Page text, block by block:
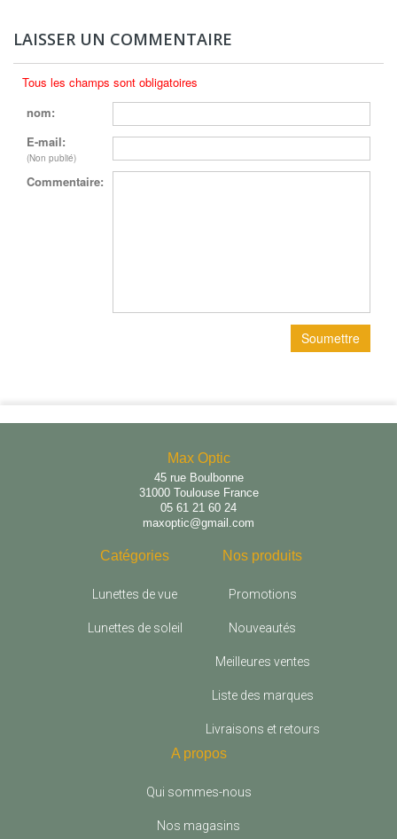
LAISSER UN COMMENTAIRE
Tous les champs sont obligatoires
nom:
E-mail:
(Non publié)
Commentaire:
Max Optic
45 rue Boulbonne
31000 Toulouse France
05 61 21 60 24
maxoptic@gmail.com
Catégories
Lunettes de vue
Lunettes de soleil
Nos produits
Promotions
Nouveautés
Meilleures ventes
Liste des marques
Livraisons et retours
A propos
Qui sommes-nous
Nos magasins